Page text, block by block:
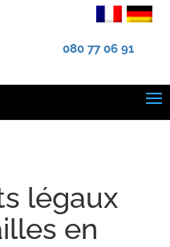
080 77 06 91
légaux
en